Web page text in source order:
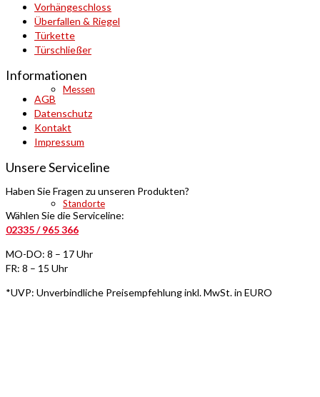
Messen
Standorte
Vorhängeschloss
Überfallen & Riegel
Türkette
Türschließer
Informationen
AGB
Datenschutz
Kontakt
Impressum
Unsere Serviceline
Haben Sie Fragen zu unseren Produkten?
Wählen Sie die Serviceline:
02335 / 965 366
MO-DO: 8 – 17 Uhr
FR: 8 – 15 Uhr
*UVP: Unverbindliche Preisempfehlung inkl. MwSt. in EURO